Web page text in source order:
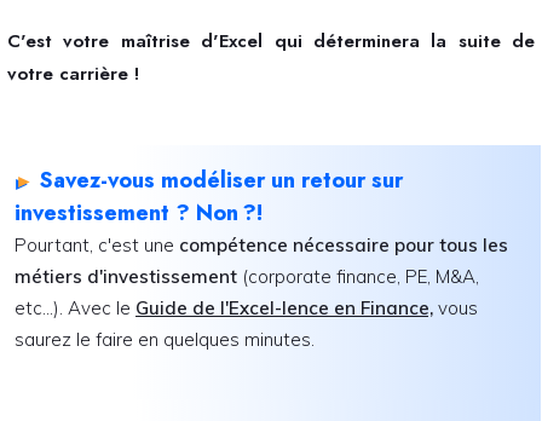
C'est votre maîtrise d'Excel qui déterminera la suite de
votre carrière !
► Savez-vous modéliser un retour sur
investissement ? Non ?!
Pourtant, c'est une compétence nécessaire pour tous les
métiers d'investissement (corporate finance, PE, M&A,
etc...). Avec le Guide de l'Excel-lence en Finance, vous
saurez le faire en quelques minutes.